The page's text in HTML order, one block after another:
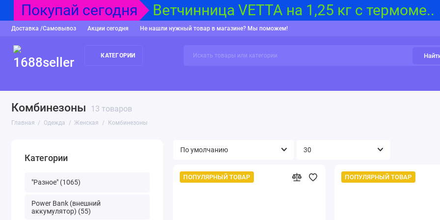
Покупай сегодня Ветчинница VETTA на 1,25 кг с термоме..
Доставка /Самовывоз Акции сегодня Не нашли нужный товар в магазине? Мы поможем!
КАТЕГОРИИ
Комбинезоны 13 товаров
Главная Одежда Женская Комбинезоны
Категории
"Разное" (1065)
Power Bank (внешний
аккумулятор) (55)
ПОПУЛЯРНЫЙ ТОВАР ПОПУЛЯРНЫЙ ТОВАР